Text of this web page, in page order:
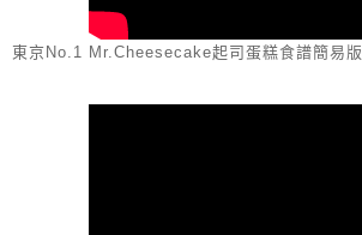
東京No.1 Mr.Cheesecake起司蛋糕食譜簡易版